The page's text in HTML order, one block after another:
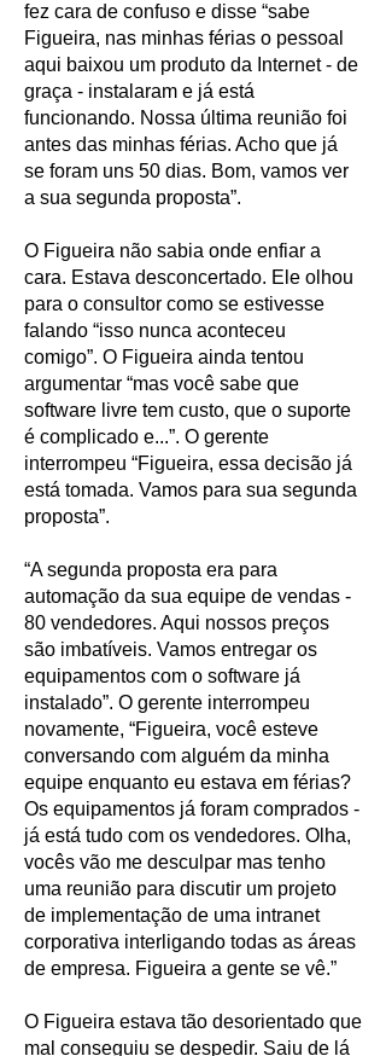
fez cara de confuso e disse “sabe
Figueira, nas minhas férias o pessoal
aqui baixou um produto da Internet - de
graça - instalaram e já está
funcionando. Nossa última reunião foi
antes das minhas férias. Acho que já
se foram uns 50 dias. Bom, vamos ver
a sua segunda proposta”.
O Figueira não sabia onde enfiar a
cara. Estava desconcertado. Ele olhou
para o consultor como se estivesse
falando “isso nunca aconteceu
comigo”. O Figueira ainda tentou
argumentar “mas você sabe que
software livre tem custo, que o suporte
é complicado e...”. O gerente
interrompeu “Figueira, essa decisão já
está tomada. Vamos para sua segunda
proposta”.
“A segunda proposta era para
automação da sua equipe de vendas -
80 vendedores. Aqui nossos preços
são imbatíveis. Vamos entregar os
equipamentos com o software já
instalado”. O gerente interrompeu
novamente, “Figueira, você esteve
conversando com alguém da minha
equipe enquanto eu estava em férias?
Os equipamentos já foram comprados -
já está tudo com os vendedores. Olha,
vocês vão me desculpar mas tenho
uma reunião para discutir um projeto
de implementação de uma intranet
corporativa interligando todas as áreas
de empresa. Figueira a gente se vê.”
O Figueira estava tão desorientado que
mal conseguiu se despedir. Saiu de lá